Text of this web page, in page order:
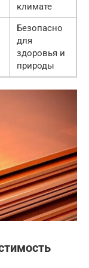
климате
Безопасно
для
здоровья и
природы